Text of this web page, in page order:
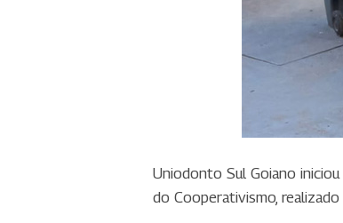
Uniodonto Sul Goiano
do Cooperativismo,